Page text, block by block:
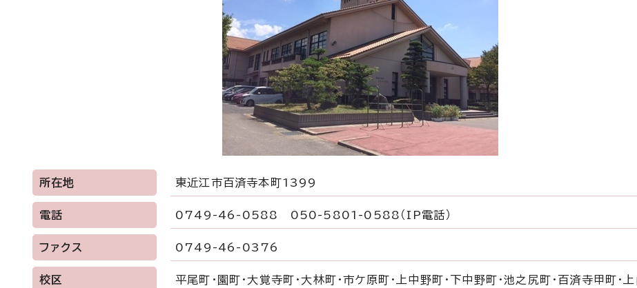
所在地 東近江市百済寺本町1399
電話 0749-46-0588 050-5801-0588（IP電話）
ファクス 0749-46-0376
校区
平尾町・園町・大覚寺町・大林町・市ケ原町・上中野町・下中野町・池之尻町・百済寺甲町・